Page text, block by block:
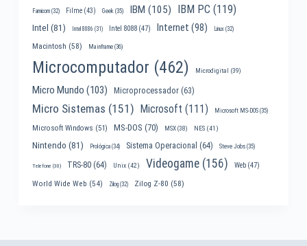
Famicom(32) Filme(43) Geek(35) IBM (105) IBM PC (119)
Intel (81) Intel 8086 (31) Intel 8088(47) Internet (98) Linux(32)
Macintosh (58) Mainframe(36)
Microcomputador (462) Microdigital (39)
Micro Mundo (103) Microprocessador(63)
Micro Sistemas (151) Microsoft (111) Microsoft MS-DOS(35)
Microsoft Windows (51) MS-DOS (70) MSX(38) NES(41)
Nintendo (81) Prológica(34) Sistema Operacional (64) Steve Jobs(35)
Telefone (30) TRS-80(64) Unix(42) Videogame(156) Web(47)
World Wide Web (54) Zilog(32) Zilog Z-80 (58)